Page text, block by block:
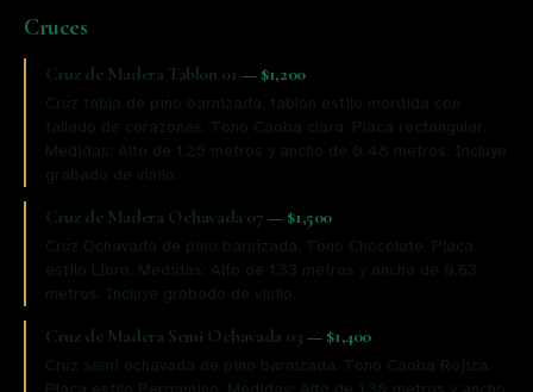
Cruces
Cruz de Madera Tablon 01 — $1,200
Cruz tabla de pino barnizada, tablon estilo mordida con
tallado de corazones. Tono Caoba clara. Placa rectangular.
Medidas: Alto de 1.25 metros y ancho de 0.48 metros. Incluye
grabado de vinilo.
Cruz de Madera Ochavada 07 — $1,500
Cruz Ochavada de pino barnizada. Tono Chocolate. Placa
estilo Libro. Medidas: Alto de 1.33 metros y ancho de 0.63
metros. Incluye grabado de vinilo.
Cruz de Madera Semi Ochavada 03 — $1,400
Cruz semi ochavada de pino barnizada. Tono Caoba Rojiza.